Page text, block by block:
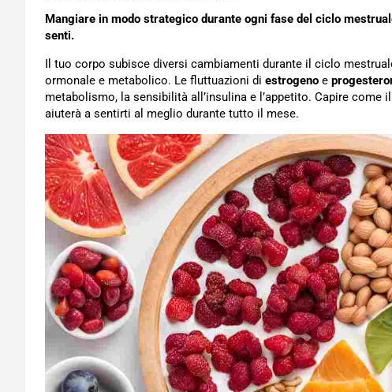
Mangiare in modo strategico durante ogni fase del ciclo
senti.
Il tuo corpo subisce diversi cambiamenti durante il ciclo
ormonale e metabolico. Le fluttuazioni di estrogeno e
metabolismo, la sensibilità all’insulina e l’appetito. Capire
aiuterà a sentirti al meglio durante tutto il mese.